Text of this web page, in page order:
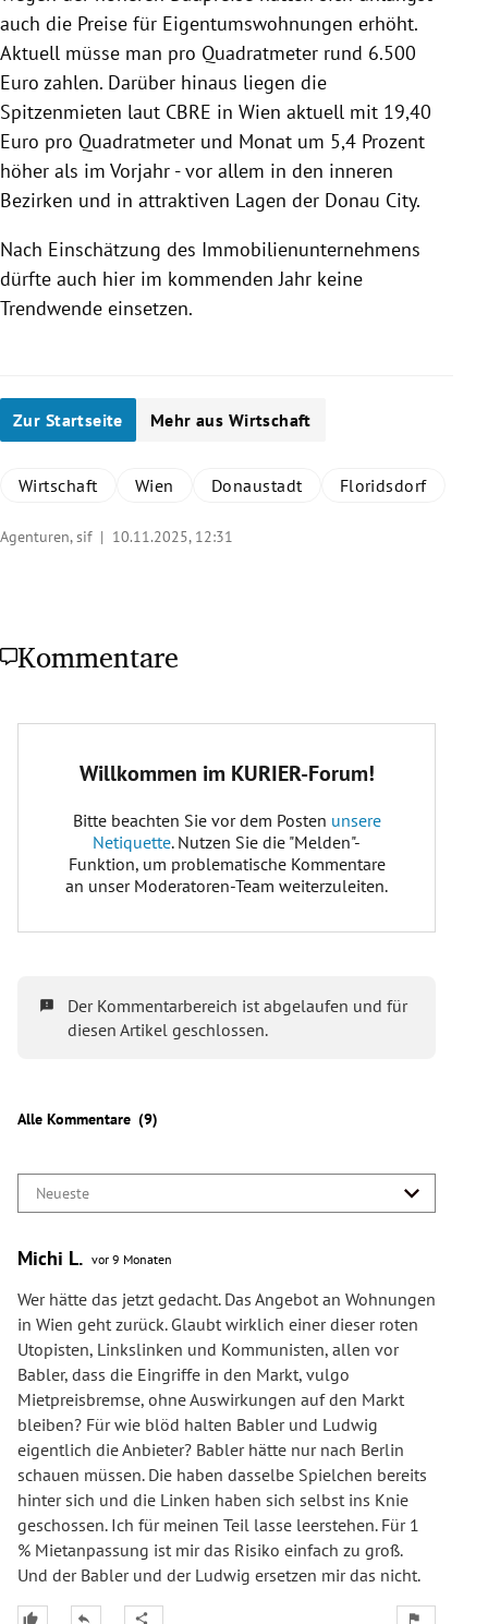
auch die Preise für Eigentumswohnungen erhöht.
Aktuell müsse man pro Quadratmeter rund 6.500
Euro zahlen. Darüber hinaus liegen die
Spitzenmieten laut CBRE in Wien aktuell mit 19,40
Euro pro Quadratmeter und Monat um 5,4 Prozent
höher als im Vorjahr - vor allem in den inneren
Bezirken und in attraktiven Lagen der Donau City.
Nach Einschätzung des Immobilienunternehmens
dürfte auch hier im kommenden Jahr keine
Trendwende einsetzen.
Zur Startseite Mehr aus Wirtschaft
Wirtschaft Wien Donaustadt Floridsdorf
Agenturen, sif | 10.11.2025, 12:31
Kommentare